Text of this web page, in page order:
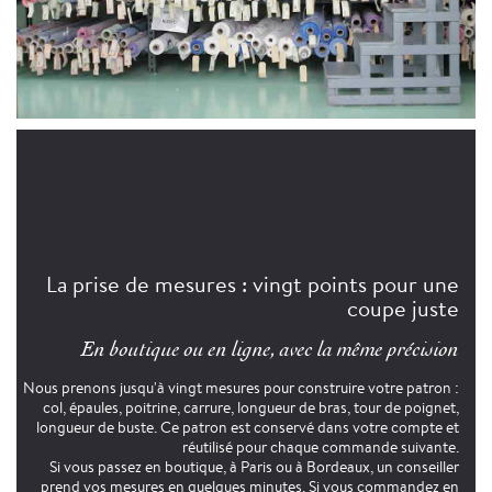
La prise de mesures : vingt points pour une
coupe juste
En boutique ou en ligne, avec la même précision
Nous prenons jusqu'à vingt mesures pour construire votre patron :
col, épaules, poitrine, carrure, longueur de bras, tour de poignet,
longueur de buste. Ce patron est conservé dans votre compte et
réutilisé pour chaque commande suivante.
Si vous passez en boutique, à Paris ou à Bordeaux, un conseiller
prend vos mesures en quelques minutes. Si vous commandez en